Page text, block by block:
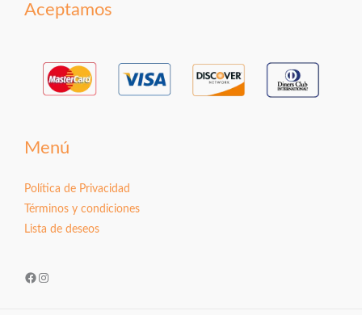
Aceptamos
Menú
Política de Privacidad
Términos y condiciones
Lista de deseos
Facebook
Instagram